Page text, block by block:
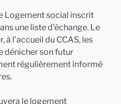
Logement social inscrit
une liste d’échange. Le
l’accueil du CCAS, les
dénicher son futur
régulièrement informé
le logement